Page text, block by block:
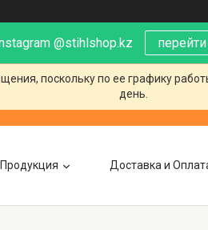
@stihlshop.kz перейти
поскольку по ее графику
день.
Продукция Доставка и